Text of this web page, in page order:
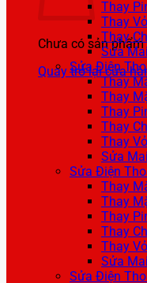
Chưa có sản
Quay trở lại cửa
Thay
Thay
Thay
Sửa
Sửa Điện
Thay
Thay
Thay
Thay
Thay
Sửa
Sửa Điện
Thay
Thay
Thay
Thay
Thay
Sửa
Sửa Điện